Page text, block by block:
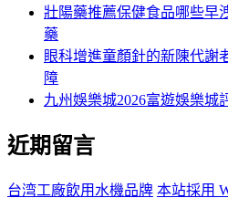
壯陽藥推薦保健食品哪些早
藥
眼科增進童顏針的新陳代謝
障
九州娛樂城2026富遊娛樂城
近期留言
台湾工廠飲用水機品牌 本站採用